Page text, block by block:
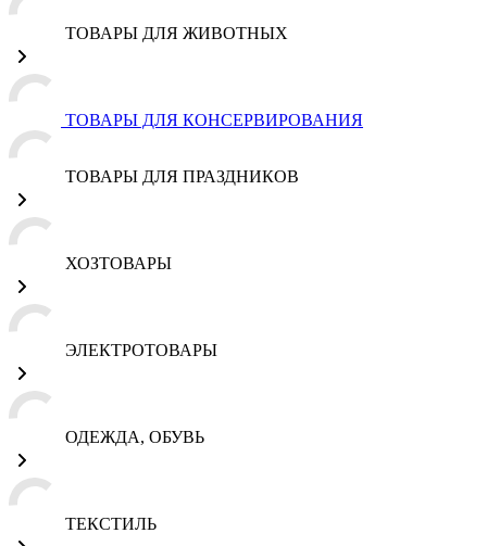
ТОВАРЫ ДЛЯ ЖИВОТНЫХ
ТОВАРЫ ДЛЯ КОНСЕРВИРОВАНИЯ
ТОВАРЫ ДЛЯ ПРАЗДНИКОВ
ХОЗТОВАРЫ
ЭЛЕКТРОТОВАРЫ
ОДЕЖДА, ОБУВЬ
ТЕКСТИЛЬ